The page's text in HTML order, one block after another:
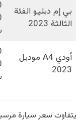
بي إم دبليو الفئة
الثالثة 2023
أودي A4 موديل
2023